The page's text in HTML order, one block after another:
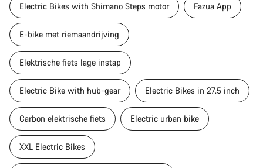
Electric Bikes with Shimano Steps motor Fazua App
E-bike met riemaandrijving
Elektrische fiets lage instap
Electric Bike with hub-gear Electric Bikes in 27.5 inch
Carbon elektrische fiets Electric urban bike
XXL Electric Bikes